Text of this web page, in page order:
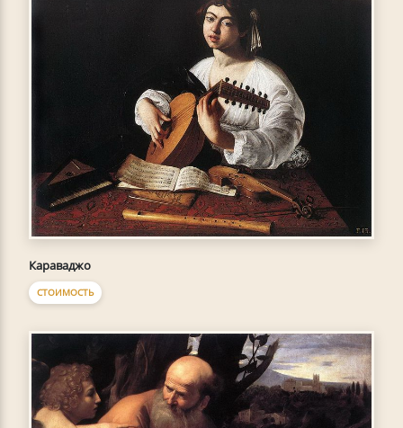
Караваджо
СТОИМОСТЬ